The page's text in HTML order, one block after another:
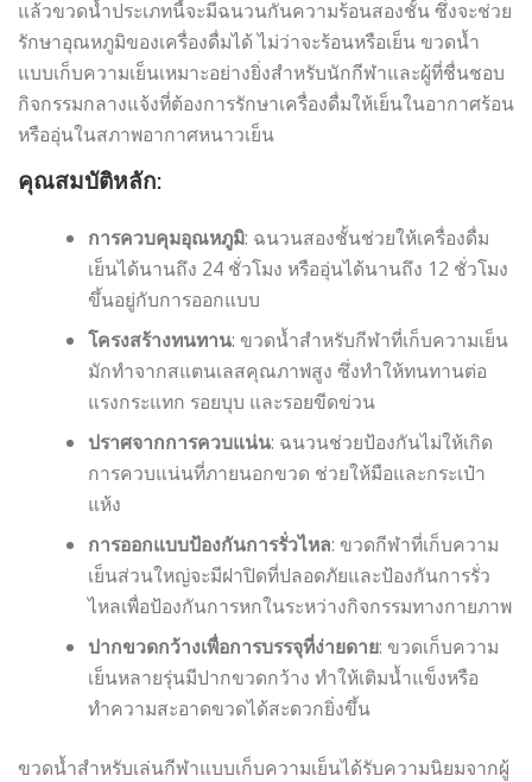
แล้วขวดน้ำประเภทนี้จะมีฉนวนกันความร้อนสองชั้น ซึ่งจะช่วย
รักษาอุณหภูมิของเครื่องดื่มได้ ไม่ว่าจะร้อนหรือเย็น ขวดน้ำ
แบบเก็บความเย็นเหมาะอย่างยิ่งสำหรับนักกีฬาและผู้ที่ชื่นชอบ
กิจกรรมกลางแจ้งที่ต้องการรักษาเครื่องดื่มให้เย็นในอากาศร้อน
หรืออุ่นในสภาพอากาศหนาวเย็น
คุณสมบัติหลัก:
การควบคุมอุณหภูมิ: ฉนวนสองชั้นช่วยให้เครื่องดื่ม
เย็นได้นานถึง 24 ชั่วโมง หรืออุ่นได้นานถึง 12 ชั่วโมง
ขึ้นอยู่กับการออกแบบ
โครงสร้างทนทาน: ขวดน้ำสำหรับกีฬาที่เก็บความเย็น
มักทำจากสแตนเลสคุณภาพสูง ซึ่งทำให้ทนทานต่อ
แรงกระแทก รอยบุบ และรอยขีดข่วน
ปราศจากการควบแน่น: ฉนวนช่วยป้องกันไม่ให้เกิด
การควบแน่นที่ภายนอกขวด ช่วยให้มือและกระเป๋า
แห้ง
การออกแบบป้องกันการรั่วไหล: ขวดกีฬาที่เก็บความ
เย็นส่วนใหญ่จะมีฝาปิดที่ปลอดภัยและป้องกันการรั่ว
ไหลเพื่อป้องกันการหกในระหว่างกิจกรรมทางกายภาพ
ปากขวดกว้างเพื่อการบรรจุที่ง่ายดาย: ขวดเก็บความ
เย็นหลายรุ่นมีปากขวดกว้าง ทำให้เติมน้ำแข็งหรือ
ทำความสะอาดขวดได้สะดวกยิ่งขึ้น
ขวดน้ำสำหรับเล่นกีฬาแบบเก็บความเย็นได้รับความนิยมจากผู้